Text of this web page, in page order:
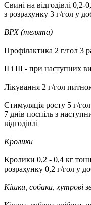
Свині на відгодівлі
з розрахунку 3 г/гол у
ВРХ (телята)
Профілактика 2 г/гол 3
II і III - при наступних
Лікування 2 г/гол
Стимуляція росту 5 г/
7 днів поспіль з
відгодівлі
Кролики
Кролики 0,2 - 0,4 кг
розрахунку 0,2 г/гол у
Кішки, собаки, хутрові